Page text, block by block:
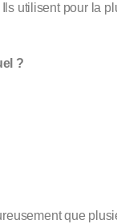
utilisent pour la
?
que